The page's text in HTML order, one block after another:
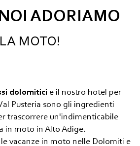
di risalita
In moto
Fondo
ADORIAMO
LA MOTO!
dolomitici e il nostro hotel per
Pusteria sono gli ingredienti
trascorrere un'indimenticabile
in moto in Alto Adige.
vacanze in moto nelle Dolomiti e